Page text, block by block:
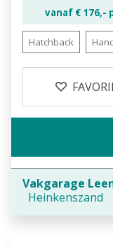
vanaf € 176,-
Hatchback
Vakgarage
Heinkenszand